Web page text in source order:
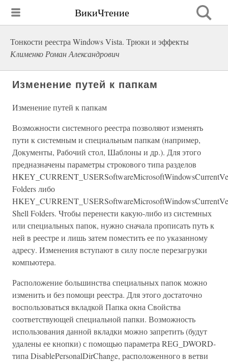
ВикиЧтение
Тонкости реестра Windows Vista. Трюки и эффекты
Клименко Роман Александрович
Изменение путей к папкам
Изменение путей к папкам
Возможности системного реестра позволяют изменять
пути к системным и специальным папкам (например,
Документы, Рабочий стол, Шаблоны и др.). Для этого
предназначены параметры строкового типа разделов
Folders либо
Shell Folders. Чтобы перенести какую-либо из системных
или специальных папок, нужно сначала прописать путь к
ней в реестре и лишь затем поместить ее по указанному
адресу. Изменения вступают в силу после перезагрузки
компьютера.
Расположение большинства специальных папок можно
изменить и без помощи реестра. Для этого достаточно
воспользоваться вкладкой Папка окна Свойства
соответствующей специальной папки. Возможность
использования данной вкладки можно запретить (будут
удалены ее кнопки) с помощью параметра REG_DWORD-
типа DisablePersonalDirChange, расположенного в ветви